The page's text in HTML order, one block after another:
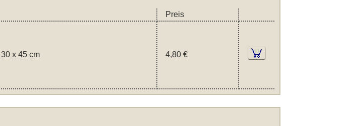
Preis
x 45 cm 4,80 €